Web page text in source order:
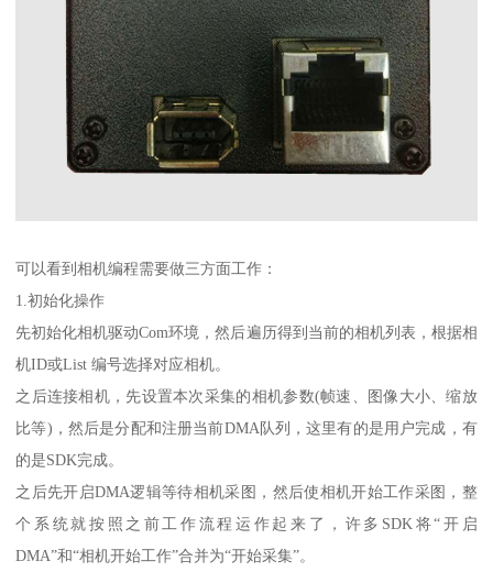
可以看到相机编程需要做三方面工作：
1.初始化操作
先初始化相机驱动Com环境，然后遍历得到当前的相机列表，根据相
机ID或List 编号选择对应相机。
之后连接相机，先设置本次采集的相机参数(帧速、图像大小、缩放
比等)，然后是分配和注册当前DMA队列，这里有的是用户完成，有
的是SDK完成。
之后先开启DMA逻辑等待相机采图，然后使相机开始工作采图，整
个系统就按照之前工作流程运作起来了，许多SDK将“开启
DMA”和“相机开始工作”合并为“开始采集”。